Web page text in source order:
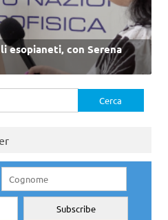
esopianeti, con Serena